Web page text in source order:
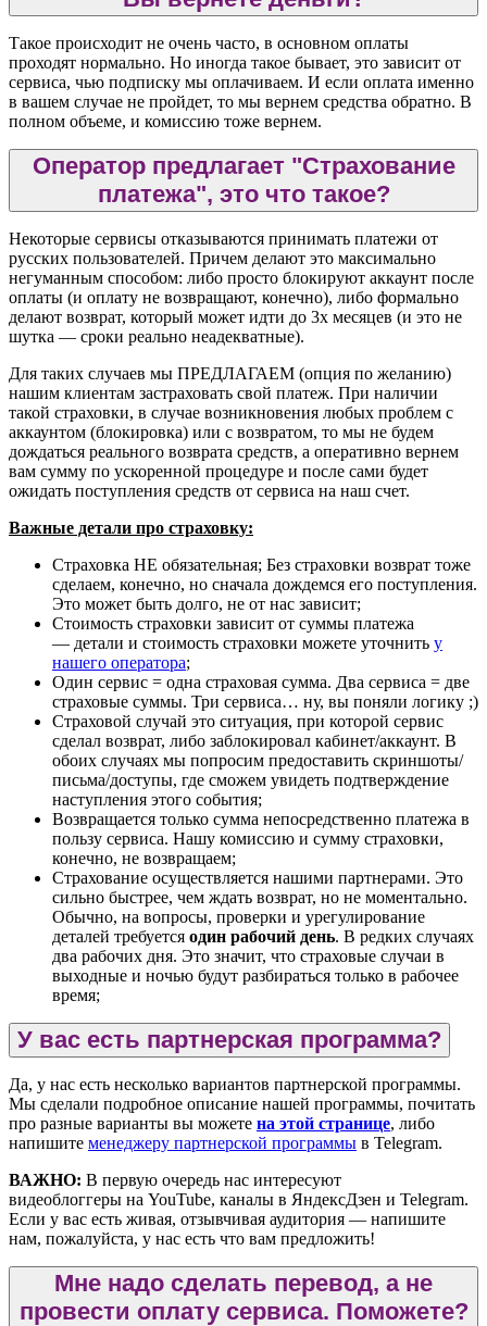
Такое происходит не очень часто, в основном оплаты
проходят нормально. Но иногда такое бывает, это зависит от
сервиса, чью подписку мы оплачиваем. И если оплата именно
в вашем случае не пройдет, то мы вернем средства обратно. В
полном объеме, и комиссию тоже вернем.
Оператор предлагает "Страхование
платежа", это что такое?
Некоторые сервисы отказываются принимать платежи от
русских пользователей. Причем делают это максимально
негуманным способом: либо просто блокируют аккаунт после
оплаты (и оплату не возвращают, конечно), либо формально
делают возврат, который может идти до 3х месяцев (и это не
шутка — сроки реально неадекватные).
Для таких случаев мы ПРЕДЛАГАЕМ (опция по желанию)
нашим клиентам застраховать свой платеж. При наличии
такой страховки, в случае возникновения любых проблем с
аккаунтом (блокировка) или с возвратом, то мы не будем
дождаться реального возврата средств, а оперативно вернем
вам сумму по ускоренной процедуре и после сами будет
ожидать поступления средств от сервиса на наш счет.
Важные детали про страховку:
Страховка НЕ обязательная; Без страховки возврат тоже
сделаем, конечно, но сначала дождемся его поступления.
Это может быть долго, не от нас зависит;
Стоимость страховки зависит от суммы платежа
— детали и стоимость страховки можете уточнить у
нашего оператора;
Один сервис = одна страховая сумма. Два сервиса = две
страховые суммы. Три сервиса… ну, вы поняли логику ;)
Страховой случай это ситуация, при которой сервис
сделал возврат, либо заблокировал кабинет/аккаунт. В
обоих случаях мы попросим предоставить скриншоты/
письма/доступы, где сможем увидеть подтверждение
наступления этого события;
Возвращается только сумма непосредственно платежа в
пользу сервиса. Нашу комиссию и сумму страховки,
конечно, не возвращаем;
Страхование осуществляется нашими партнерами. Это
сильно быстрее, чем ждать возврат, но не моментально.
Обычно, на вопросы, проверки и урегулирование
деталей требуется один рабочий день. В редких случаях
два рабочих дня. Это значит, что страховые случаи в
выходные и ночью будут разбираться только в рабочее
время;
У вас есть партнерская программа?
Да, у нас есть несколько вариантов партнерской программы.
Мы сделали подробное описание нашей программы, почитать
про разные варианты вы можете на этой странице, либо
напишите менеджеру партнерской программы в Telegram.
ВАЖНО: В первую очередь нас интересуют
видеоблоггеры на YouTube, каналы в ЯндексДзен и Telegram.
Если у вас есть живая, отзывчивая аудитория — напишите
нам, пожалуйста, у нас есть что вам предложить!
Мне надо сделать перевод, а не
провести оплату сервиса. Поможете?